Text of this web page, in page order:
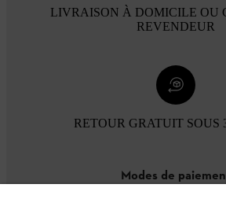
LIVRAISON À DOMICILE OU
REVENDEUR
RETOUR GRATUIT SOUS
Modes de